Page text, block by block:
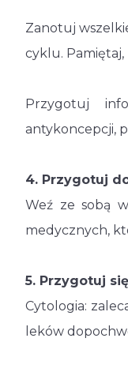
Zanotuj
cyklu. Pamiętaj,
Przygotuj
antykoncepcji,
4. Przygotuj
Weź ze sobą
medycznych,
5. Przygotuj
Cytologia:
leków